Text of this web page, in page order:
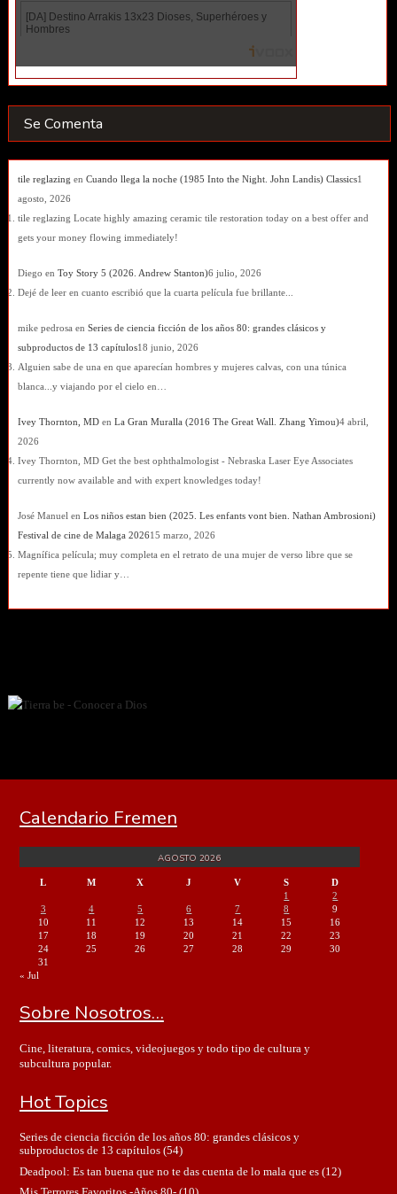
Se Comenta
tile reglazing en Cuando llega la noche (1985 Into the Night. John Landis) Classics1
agosto, 2026
tile reglazing Locate highly amazing ceramic tile restoration today on a best offer and
gets your money flowing immediately!
Diego en Toy Story 5 (2026. Andrew Stanton)6 julio, 2026
Dejé de leer en cuanto escribió que la cuarta película fue brillante...
mike pedrosa en Series de ciencia ficción de los años 80: grandes clásicos y
subproductos de 13 capítulos18 junio, 2026
Alguien sabe de una en que aparecían hombres y mujeres calvas, con una túnica
blanca...y viajando por el cielo en…
Ivey Thornton, MDen La Gran Muralla (2016 The Great Wall. Zhang Yimou)4 abril,
2026
Ivey Thornton, MD Get the best ophthalmologist - Nebraska Laser Eye Associates
currently now available and with expert knowledges today!
José Manuel en Los niños estan bien (2025. Les enfants vont bien. Nathan Ambrosioni)
Festival de cine de Malaga 202615 marzo, 2026
Magnífica película; muy completa en el retrato de una mujer de verso libre que se
repente tiene que lidiar y…
Calendario Fremen
AGOSTO 2026
L M X J V S
D
1
2
3
4 5 6 7 8
9
10
11 12 13 14 15
16
17
18 19 20 21 22
23
24
25 26 27 28 29
30
31
« Jul
Sobre Nosotros…
Cine, literatura, comics, videojuegos y todo tipo de cultura y
subcultura popular.
Hot Topics
Series de ciencia ficción de los años 80: grandes clásicos y
subproductos de 13 capítulos(54)
Deadpool: Es tan buena que no te das cuenta de lo mala que es(12)